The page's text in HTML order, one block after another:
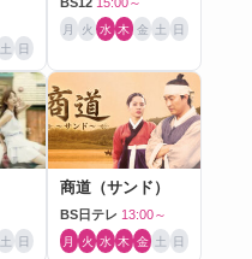
土 日
月 火 水 木 金 土 日
土 日
商道（サンド）
BS日テレ 13:00～
月 火 水 木 金 土 日